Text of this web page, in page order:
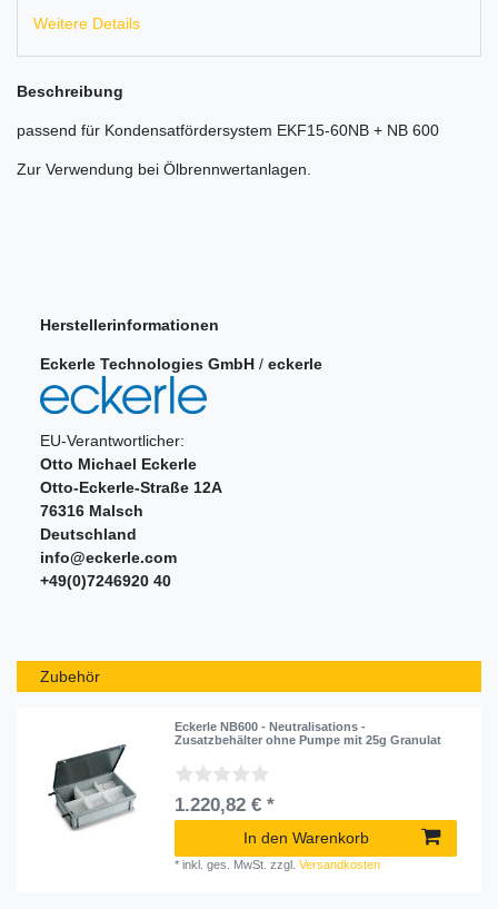
Weitere Details
Beschreibung
passend für Kondensatfördersystem EKF15-60NB + NB 600
Zur Verwendung bei Ölbrennwertanlagen.
Herstellerinformationen
Eckerle Technologies GmbH / eckerle
EU-Verantwortlicher:
Otto Michael Eckerle
Otto-Eckerle-Straße 12A
76316 Malsch
Deutschland
info@eckerle.com
+49(0)7246920 40
Zubehör
Eckerle NB600 - Neutralisations -
Zusatzbehälter ohne Pumpe mit 25g Granulat
1.220,82 € *
In den Warenkorb
*inkl. ges. MwSt. zzgl.Versandkosten